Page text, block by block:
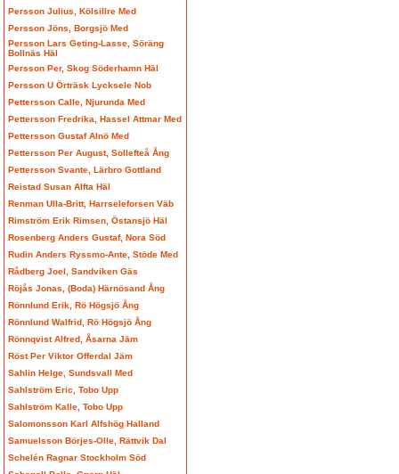
Persson Julius, Kölsillre Med
Persson Jöns, Borgsjö Med
Persson Lars Geting-Lasse, Söräng
Bollnäs Häl
Persson Per, Skog Söderhamn Häl
Persson U Örträsk Lycksele Nob
Pettersson Calle, Njurunda Med
Pettersson Fredrika, Hassel Attmar Med
Pettersson Gustaf Alnö Med
Pettersson Per August, Sollefteå Ång
Pettersson Svante, Lärbro Gottland
Reistad Susan Alfta Häl
Renman Ulla-Britt, Harrseleforsen Väb
Rimström Erik Rimsen, Östansjö Häl
Rosenberg Anders Gustaf, Nora Söd
Rudin Anders Ryssmo-Ante, Stöde Med
Rådberg Joel, Sandviken Gäs
Röjås Jonas, (Boda) Härnösand Ång
Rönnlund Erik, Rö Högsjö Ång
Rönnlund Walfrid, Rö Högsjö Ång
Rönnqvist Alfred, Åsarna Jäm
Röst Per Viktor Offerdal Jäm
Sahlin Helge, Sundsvall Med
Sahlström Eric, Tobo Upp
Sahlström Kalle, Tobo Upp
Salomonsson Karl Alfshög Halland
Samuelsson Börjes-Olle, Rättvik Dal
Schelén Ragnar Stockholm Söd